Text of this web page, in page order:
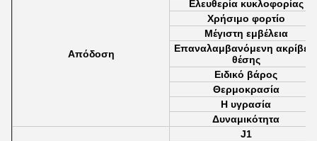
Απόδοση
Ελευθερία κυκλοφορίας
Χρήσιμο φορτίο
Μέγιστη εμβέλεια
Επαναλαμβανόμενη ακρίβεια
θέσης
Ειδικό βάρος
Θερμοκρασία
Η υγρασία
Δυναμικότητα
J1